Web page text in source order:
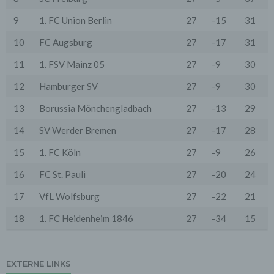
9
1. FC Union Berlin 27 -15
31
10
FC Augsburg 27 -17
31
11
1. FSV Mainz 05 27 -9
30
12
Hamburger SV 27 -9
30
13
Borussia Mönchengladbach 27 -13
29
14
SV Werder Bremen 27 -17
28
15
1. FC Köln 27 -9
26
16
FC St. Pauli 27 -20
24
17
VfL Wolfsburg 27 -22
21
18
1. FC Heidenheim 1846 27 -34 15
EXTERNE LINKS
vertraglichen Verpflichtungen gegenüber den Nutzern
Bei der Kontaktaufnahme mit uns (per Kontaktformular
oder Email) werden die Angaben des Nutzers zwecks
Bearbeitung der Anfrage sowie für den Fall, dass
Personenbezogene Daten werden gelöscht, sofern sie
Löschung keine Aufbewahrungspflichten
Wir erheben Daten über jeden Zugriff auf den Server,
Serverlogfiles). Zu den Zugriffsdaten gehören Name
des Abrufs, übertragene Datenmenge, Meldung über
erfolgreichen Abruf, Browsertyp nebst Version, das
Betriebssystem des Nutzers, Referrer URL (die zuvor
Person des Nutzers oder sonstiger Profilerstellung